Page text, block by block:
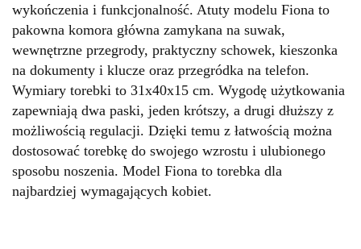
wykończenia i funkcjonalność. Atuty modelu Fiona to
pakowna komora główna zamykana na suwak,
wewnętrzne przegrody, praktyczny schowek, kieszonka
na dokumenty i klucze oraz przegródka na telefon.
Wymiary torebki to 31x40x15 cm. Wygodę użytkowania
zapewniają dwa paski, jeden krótszy, a drugi dłuższy z
możliwością regulacji. Dzięki temu z łatwością można
dostosować torebkę do swojego wzrostu i ulubionego
sposobu noszenia. Model Fiona to torebka dla
najbardziej wymagających kobiet.